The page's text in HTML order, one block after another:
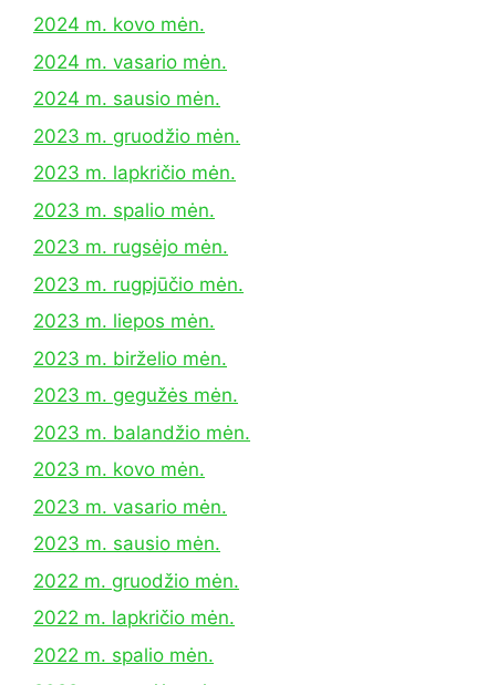
2024 m. kovo mėn.
2024 m. vasario mėn.
2024 m. sausio mėn.
2023 m. gruodžio mėn.
2023 m. lapkričio mėn.
2023 m. spalio mėn.
2023 m. rugsėjo mėn.
2023 m. rugpjūčio mėn.
2023 m. liepos mėn.
2023 m. birželio mėn.
2023 m. gegužės mėn.
2023 m. balandžio mėn.
2023 m. kovo mėn.
2023 m. vasario mėn.
2023 m. sausio mėn.
2022 m. gruodžio mėn.
2022 m. lapkričio mėn.
2022 m. spalio mėn.